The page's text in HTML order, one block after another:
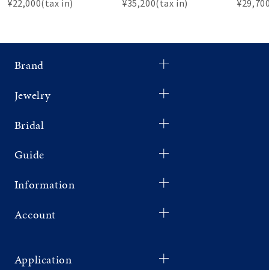
¥22,000(tax in) ¥35,200(tax in)
Brand
Jewelry
Bridal
Guide
Information
Account
Application